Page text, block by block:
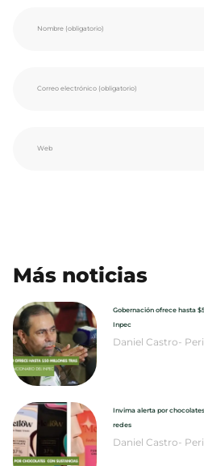
Más noticias
Gobernación ofrece hasta
Inpec
Daniel Castro-
Invima alerta por
redes
Daniel Castro-